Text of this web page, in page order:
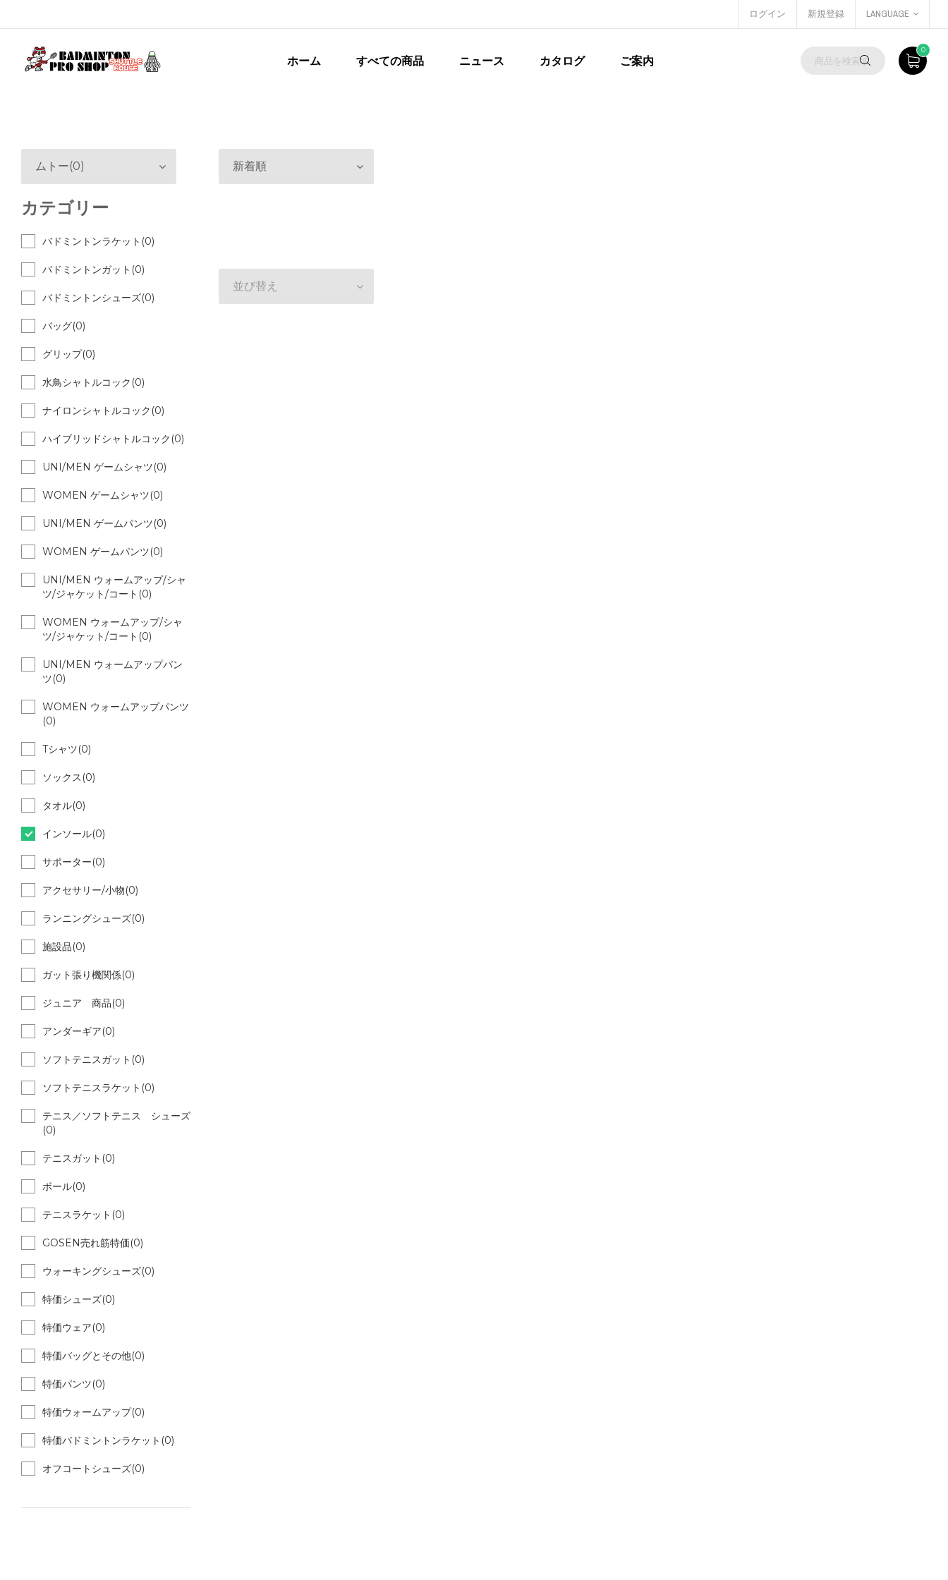
ログイン 新規登録 LANGUAGE
ホーム すべての商品 ニュース カタログ ご案内
0
新着順
並び替え
ムトー(0)
カテゴリー
バドミントンラケット(0)
バドミントンガット(0)
バドミントンシューズ(0)
バッグ(0)
グリップ(0)
水鳥シャトルコック(0)
ナイロンシャトルコック(0)
ハイブリッドシャトルコック(0)
UNI/MEN ゲームシャツ(0)
WOMEN ゲームシャツ(0)
UNI/MEN ゲームパンツ(0)
WOMEN ゲームパンツ(0)
UNI/MEN ウォームアップ/シャ
ツ/ジャケット/コート(0)
WOMEN ウォームアップ/シャ
ツ/ジャケット/コート(0)
UNI/MEN ウォームアップパン
ツ(0)
WOMEN ウォームアップパンツ
(0)
Tシャツ(0)
ソックス(0)
タオル(0)
インソール(0)
サポーター(0)
アクセサリー/小物(0)
ランニングシューズ(0)
施設品(0)
ガット張り機関係(0)
ジュニア 商品(0)
アンダーギア(0)
ソフトテニスガット(0)
ソフトテニスラケット(0)
テニス／ソフトテニス シューズ
(0)
テニスガット(0)
ボール(0)
テニスラケット(0)
GOSEN売れ筋特価(0)
ウォーキングシューズ(0)
特価シューズ(0)
特価ウェア(0)
特価バッグとその他(0)
特価パンツ(0)
特価ウォームアップ(0)
特価バドミントンラケット(0)
オフコートシューズ(0)